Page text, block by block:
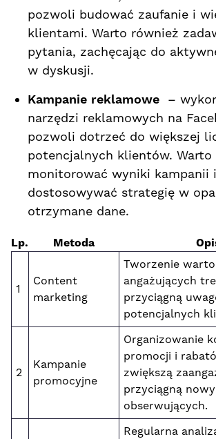
pozwoli budować ⁤zaufanie i
klientami. Warto ⁣również
pytania, zachęcając do
w dyskusji.
Kampanie reklamowe
–
narzędzi reklamowych na
pozwoli dotrzeć do ‌większej
potencjalnych ​klientów. Warto
monitorować wyniki⁤ kampanii i
dostosowywać strategię w
⁤otrzymane dane.
Lp. Metoda
1
Content
marketing
Tworzenie
angażujących
przyciągną
potencjalnych
2
Kampanie
promocyjne
Organizowanie
⁤promocji i
zwiększą⁤
przyciągną
obserwujących.
Regularna